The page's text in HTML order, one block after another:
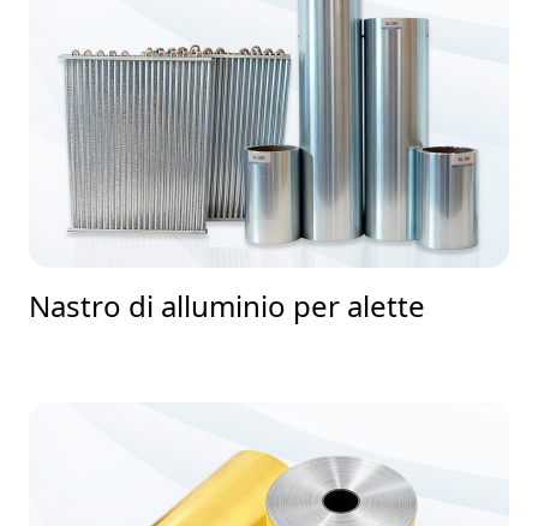
Nastro di alluminio per alette